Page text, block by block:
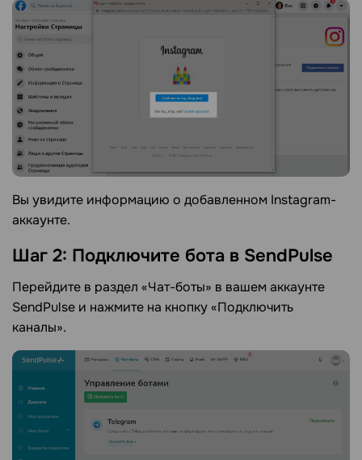
Вы увидите информацию о добавленном Instagram-
аккаунте.
Шаг 2: Подключите бота в SendPulse
Перейдите в раздел «Чат-боты» в вашем аккаунте
SendPulse и нажмите на кнопку «Подключить
каналы».